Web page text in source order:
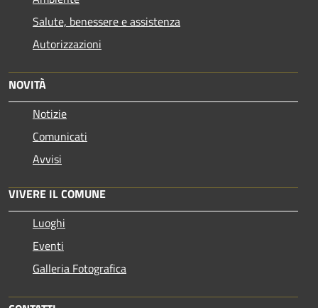
Salute, benessere e assistenza
Autorizzazioni
NOVITÀ
Notizie
Comunicati
Avvisi
VIVERE IL COMUNE
Luoghi
Eventi
Galleria Fotografica